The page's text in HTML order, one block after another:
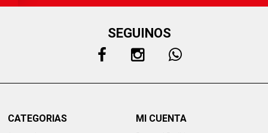
SEGUINOS
CATEGORIAS MI CUENTA